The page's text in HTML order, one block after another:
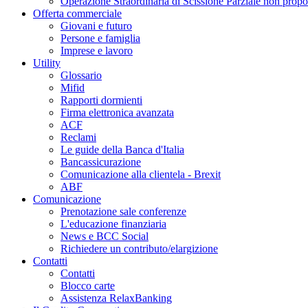
Offerta commerciale
Giovani e futuro
Persone e famiglia
Imprese e lavoro
Utility
Glossario
Mifid
Rapporti dormienti
Firma elettronica avanzata
ACF
Reclami
Le guide della Banca d'Italia
Bancassicurazione
Comunicazione alla clientela - Brexit
ABF
Comunicazione
Prenotazione sale conferenze
L'educazione finanziaria
News e BCC Social
Richiedere un contributo/elargizione
Contatti
Contatti
Blocco carte
Assistenza RelaxBanking